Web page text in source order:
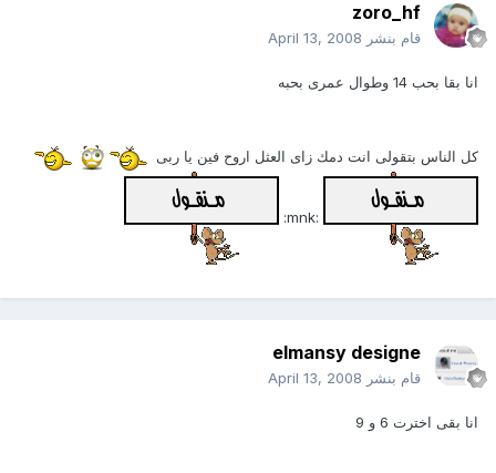
zoro_hf
قام بنشر April 13, 2008
انا بقا بحب 14 وطوال عمرى بحبه
كل الناس بتقولى انت دمك زاى العثل اروح فين يا ربى
elmansy designe
قام بنشر April 13, 2008
انا بقى اخترت 6 و 9